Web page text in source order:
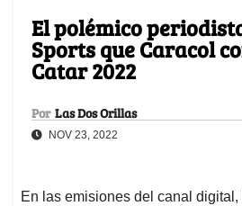
El polémico
Sports que Caracol
Catar 2022
Por Las Dos Orillas
NOV 23, 2022
En las emisiones del canal digital,